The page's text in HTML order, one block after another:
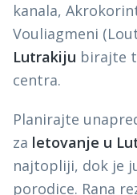
kanala,
Vouliagmeni
Lutrakiju birajte
centra.
Planirajte
za letovanje u
najtopliji, dok je
porodice. Rana